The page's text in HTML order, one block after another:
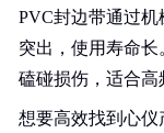
PVC封边带通过
突出，使用寿命
磕碰损伤，适合高
想要高效找到心